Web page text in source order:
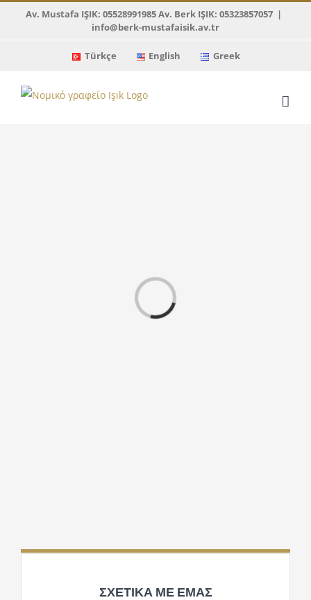
Av. Mustafa IŞIK: 05528991985 Av. Berk IŞIK: 05323857057 |
info@berk-mustafaisik.av.tr
Türkçe English Greek
Loading...
ΣΧΕΤΙΚΑ ΜΕ ΕΜΑΣ